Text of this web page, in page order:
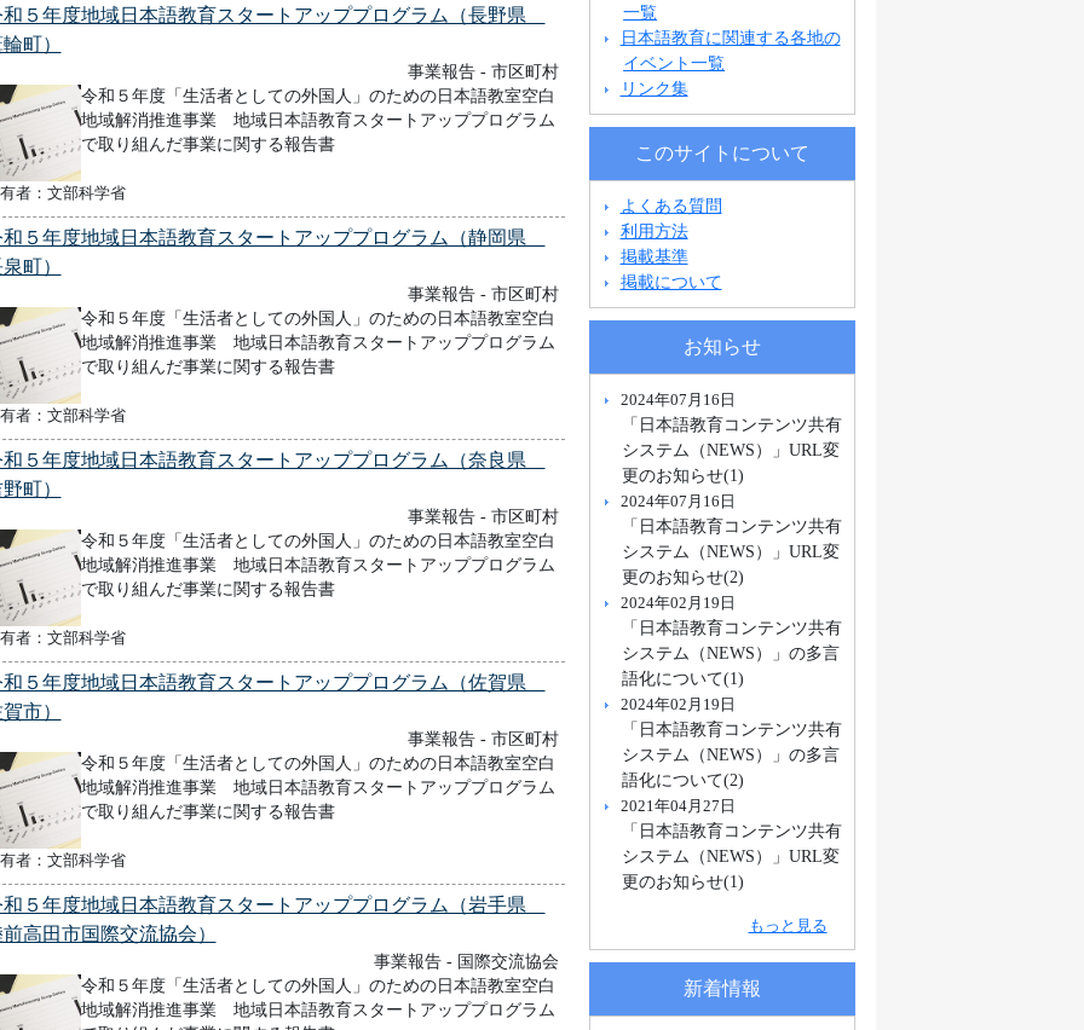
５年度地域日本語教育スタートアッププログラム（長野県
町）
事業報告 - 市区町村
令和５年度「生活者としての外国人」のための日本語教室空白
地域解消推進事業 地域日本語教育スタートアッププログラム
で取り組んだ事業に関する報告書
者：文部科学省
５年度地域日本語教育スタートアッププログラム（静岡県
町）
事業報告 - 市区町村
令和５年度「生活者としての外国人」のための日本語教室空白
地域解消推進事業 地域日本語教育スタートアッププログラム
で取り組んだ事業に関する報告書
者：文部科学省
５年度地域日本語教育スタートアッププログラム（奈良県
町）
事業報告 - 市区町村
令和５年度「生活者としての外国人」のための日本語教室空白
地域解消推進事業 地域日本語教育スタートアッププログラム
で取り組んだ事業に関する報告書
者：文部科学省
５年度地域日本語教育スタートアッププログラム（佐賀県
市）
事業報告 - 市区町村
令和５年度「生活者としての外国人」のための日本語教室空白
地域解消推進事業 地域日本語教育スタートアッププログラム
で取り組んだ事業に関する報告書
者：文部科学省
５年度地域日本語教育スタートアッププログラム（岩手県
高田市国際交流協会）
事業報告 - 国際交流協会
令和５年度「生活者としての外国人」のための日本語教室空白
地域解消推進事業 地域日本語教育スタートアッププログラム
一覧
日本語教育に関連する各地の
イベント一覧
リンク集
このサイトについて
よくある質問
利用方法
掲載基準
掲載について
お知らせ
2024年07月16日
「日本語教育コンテンツ共有
システム（NEWS）」URL変
更のお知らせ(1)
2024年07月16日
「日本語教育コンテンツ共有
システム（NEWS）」URL変
更のお知らせ(2)
2024年02月19日
「日本語教育コンテンツ共有
システム（NEWS）」の多言
語化について(1)
2024年02月19日
「日本語教育コンテンツ共有
システム（NEWS）」の多言
語化について(2)
2021年04月27日
「日本語教育コンテンツ共有
システム（NEWS）」URL変
更のお知らせ(1)
もっと見る
新着情報